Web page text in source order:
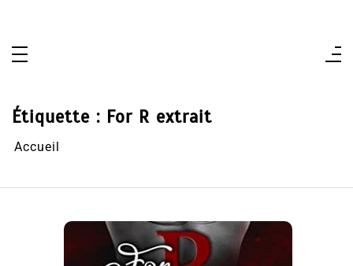
Étiquette : For R extrait
Accueil